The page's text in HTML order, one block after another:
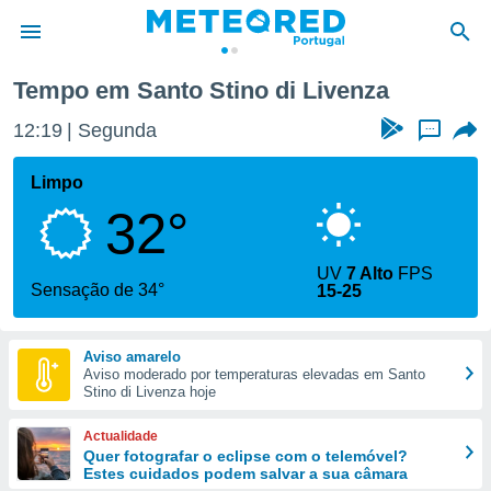
da
foi
fornecidas
a este
das
e
forma
digital
Tempo em Santo Stino di Livenza
12:19 Segunda ...
Limpo
32°
Sensação de 34°
UV7 Alto FPS
15-25
Aviso amarelo
Aviso moderado por temperaturas elevadas em Santo
Stino di Livenza hoje
Actualidade
Quer fotografar o eclipse com o telemóvel?
Estes cuidados podem salvar a sua câmara